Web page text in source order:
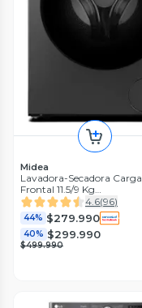
Midea
Lavadora-Secadora Carga
Frontal 11.5/9 Kg
MF200D115WB/T
4.6(96)
44% $279.990
40% $299.990
$499.990